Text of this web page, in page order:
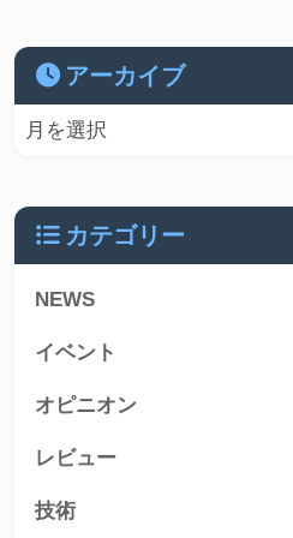
アーカイブ
カテゴリー
NEWS
イベント
オピニオン
レビュー
技術